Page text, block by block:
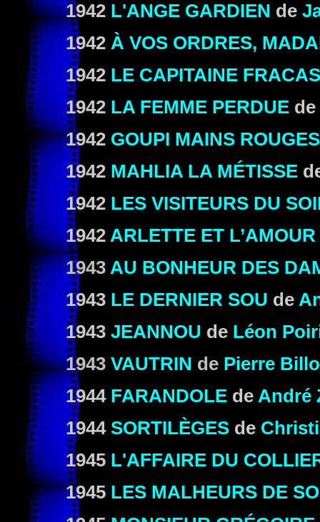
1942 L'ANGE GARDIEN de
1942 À VOS ORDRES,
1942 LE CAPITAINE
1942 LA FEMME PERDUE de
1942 GOUPI MAINS ROUGES
1942 MAHLIA LA MÉTISSE
1942 LES VISITEURS DU
1942 ARLETTE ET L’AMOUR
1943 AU BONHEUR DES
1943 LE DERNIER SOU de
1943 JEANNOU de Léon
1943 VAUTRIN de Pierre
1944 FARANDOLE de André
1944 SORTILÈGES de
1945 L'AFFAIRE DU
1945 LES MALHEURS DE